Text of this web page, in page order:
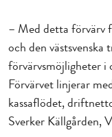
– Med detta förvärv
och den
förvärvsmöjligheter
Förvärvet linjerar
kassaflödet,
Sverker Källgården,